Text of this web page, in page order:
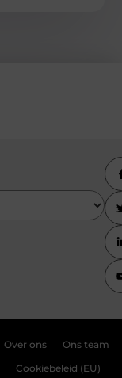
Over ons Ons team
Cookiebeleid (EU)